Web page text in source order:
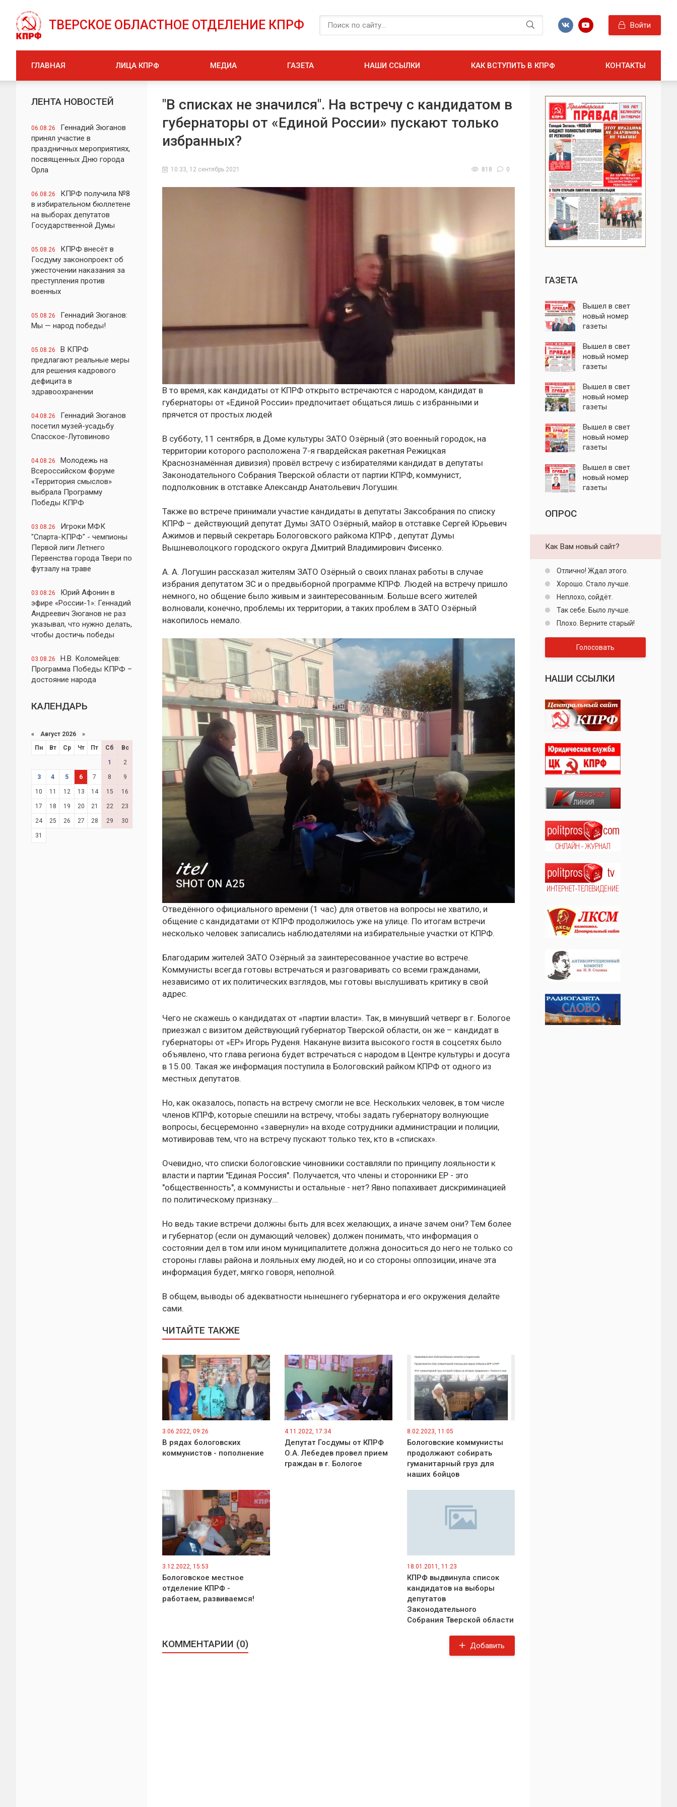
ТВЕРСКОЕ ОБЛАСТНОЕ ОТДЕЛЕНИЕ КПРФ Войти
ГЛАВНАЯ ЛИЦА КПРФ МЕДИА ГАЗЕТА НАШИ ССЫЛКИ КАК ВСТУПИТЬ В КПРФ КОНТАКТЫ
ЛЕНТА НОВОСТЕЙ
06.08.26
Геннадий Зюганов
принял участие в
праздничных мероприятиях,
посвященных Дню города
Орла
06.08.26
КПРФ получила №8
в избирательном бюллетене
на выборах депутатов
Государственной Думы
05.08.26
КПРФ внесёт в
Госдуму законопроект об
ужесточении наказания за
преступления против
военных
05.08.26
Геннадий Зюганов:
Мы — народ победы!
05.08.26
В КПРФ
предлагают реальные меры
для решения кадрового
дефицита в
здравоохранении
04.08.26
Геннадий Зюганов
посетил музей-усадьбу
Спасское-Лутовиново
04.08.26
Молодежь на
Всероссийском форуме
«Территория смыслов»
выбрала Программу
Победы КПРФ
03.08.26
Игроки МФК
"Спарта-КПРФ" - чемпионы
Первой лиги Летнего
Первенства города Твери по
футзалу на траве
03.08.26
Юрий Афонин в
эфире «России-1»: Геннадий
Андреевич Зюганов не раз
указывал, что нужно делать,
чтобы достичь победы
03.08.26
Н.В. Коломейцев:
Программа Победы КПРФ –
достояние народа
КАЛЕНДАРЬ
« Август 2026 »
Пн
Вт Ср Чт Пт Сб Вс
1 2
3 4 5 6 7 8 9
10 11 12 13 14 15 16
17 18 19 20 21 22 23
24 25 26 27 28 29 30
31
"В списках не значился". На встречу с кандидатом в
губернаторы от «Единой России» пускают только
избранных?
10:33, 12 сентябрь 2021 818 0
В то время, как кандидаты от КПРФ открыто встречаются с народом, кандидат в
губернаторы от «Единой России» предпочитает общаться лишь с избранными и
прячется от простых людей
В субботу, 11 сентября, в Доме культуры ЗАТО Озёрный (это военный городок, на
территории которого расположена 7-я гвардейская ракетная Режицкая
Краснознамённая дивизия) провёл встречу с избирателями кандидат в депутаты
Законодательного Собрания Тверской области от партии КПРФ, коммунист,
подполковник в отставке Александр Анатольевич Логушин.
Также во встрече принимали участие кандидаты в депутаты Заксобрания по списку
КПРФ – действующий депутат Думы ЗАТО Озёрный, майор в отставке Сергей Юрьевич
Ажимов и первый секретарь Бологовского райкома КПРФ , депутат Думы
Вышневолоцкого городского округа Дмитрий Владимирович Фисенко.
А. А. Логушин рассказал жителям ЗАТО Озёрный о своих планах работы в случае
избрания депутатом ЗС и о предвыборной программе КПРФ. Людей на встречу пришло
немного, но общение было живым и заинтересованным. Больше всего жителей
волновали, конечно, проблемы их территории, а таких проблем в ЗАТО Озёрный
накопилось немало.
Отведённого официального времени (1 час) для ответов на вопросы не хватило, и
общение с кандидатами от КПРФ продолжилось уже на улице. По итогам встречи
несколько человек записались наблюдателями на избирательные участки от КПРФ.
Благодарим жителей ЗАТО Озёрный за заинтересованное участие во встрече.
Коммунисты всегда готовы встречаться и разговаривать со всеми гражданами,
независимо от их политических взглядов, мы готовы выслушивать критику в свой
адрес.
Чего не скажешь о кандидатах от «партии власти». Так, в минувший четверг в г. Бологое
приезжал с визитом действующий губернатор Тверской области, он же – кандидат в
губернаторы от «ЕР» Игорь Руденя. Накануне визита высокого гостя в соцсетях было
объявлено, что глава региона будет встречаться с народом в Центре культуры и досуга
в 15.00. Такая же информация поступила в Бологовский райком КПРФ от одного из
местных депутатов.
Но, как оказалось, попасть на встречу смогли не все. Нескольких человек, в том числе
членов КПРФ, которые спешили на встречу, чтобы задать губернатору волнующие
вопросы, бесцеремонно «завернули» на входе сотрудники администрации и полиции,
мотивировав тем, что на встречу пускают только тех, кто в «списках».
Очевидно, что списки бологовские чиновники составляли по принципу лояльности к
власти и партии "Единая Россия". Получается, что члены и сторонники ЕР - это
"общественность", а коммунисты и остальные - нет? Явно попахивает дискриминацией
по политическому признаку...
Но ведь такие встречи должны быть для всех желающих, а иначе зачем они? Тем более
и губернатор (если он думающий человек) должен понимать, что информация о
состоянии дел в том или ином муниципалитете должна доноситься до него не только со
стороны главы района и лояльных ему людей, но и со стороны оппозиции, иначе эта
информация будет, мягко говоря, неполной.
В общем, выводы об адекватности нынешнего губернатора и его окружения делайте
сами.
ЧИТАЙТЕ ТАКЖЕ
3.06.2022, 09:26
В рядах бологовских
коммунистов - пополнение
4.11.2022, 17:34
Депутат Госдумы от КПРФ
О.А. Лебедев провел прием
граждан в г. Бологое
8.02.2023, 11:05
Бологовские коммунисты
продолжают собирать
гуманитарный груз для
наших бойцов
3.12.2022, 15:53
Бологовское местное
отделение КПРФ -
работаем, развиваемся!
18.01.2011, 11:23
КПРФ выдвинула список
кандидатов на выборы
депутатов
Законодательного
Собрания Тверской области
КОММЕНТАРИИ (0) Добавить
ГАЗЕТА
Вышел в свет
новый номер
газеты
правда"
Вышел в свет
новый номер
газеты
правда"
Вышел в свет
новый номер
газеты
правда"
Вышел в свет
новый номер
газеты
правда"
Вышел в свет
новый номер
газеты
ОПРОС
Как Вам новый сайт?
Отлично! Ждал этого.
Хорошо. Стало лучше.
Неплохо, сойдёт.
Так себе. Было лучше.
Плохо. Верните старый!
Голосовать
НАШИ ССЫЛКИ